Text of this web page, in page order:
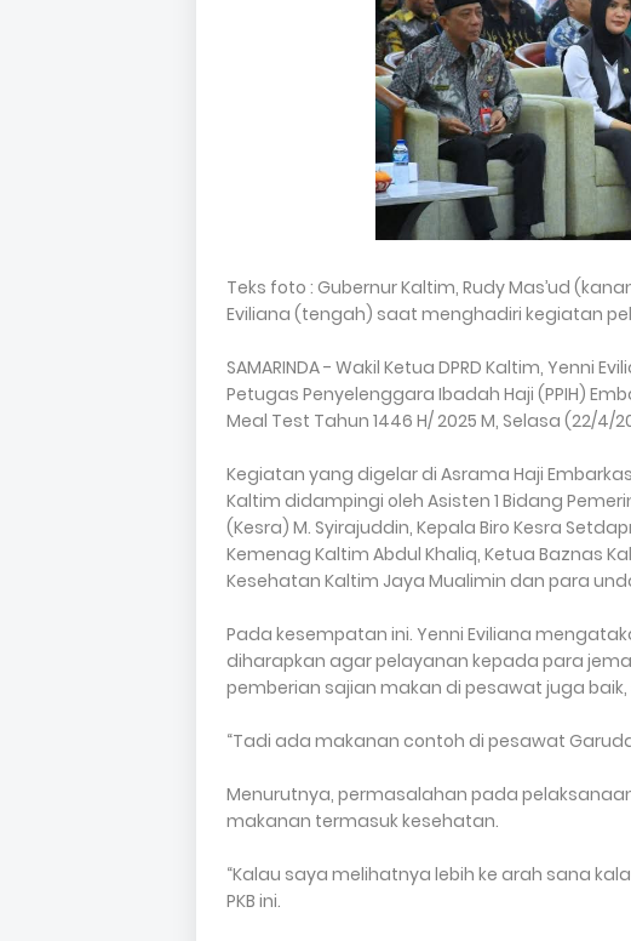
Teks foto : Gubernur Kaltim, Rudy Mas’ud
Eviliana (tengah) saat menghadiri kegiatan
SAMARINDA - Wakil Ketua DPRD Kaltim, Yenni
Petugas Penyelenggara Ibadah Haji (PPIH)
Meal Test Tahun 1446 H/ 2025 M, Selasa (22/4/
Kegiatan yang digelar di Asrama Haji
Kaltim didampingi oleh Asisten 1 Bidang
(Kesra) M. Syirajuddin, Kepala Biro Kesra
Kemenag Kaltim Abdul Khaliq, Ketua Baznas
Kesehatan Kaltim Jaya Mualimin dan para
Pada kesempatan ini. Yenni Eviliana
diharapkan agar pelayanan kepada para
pemberian sajian makan di pesawat juga
“Tadi ada makanan contoh di pesawat
Menurutnya, permasalahan pada
makanan termasuk kesehatan.
“Kalau saya melihatnya lebih ke arah sana
PKB ini.